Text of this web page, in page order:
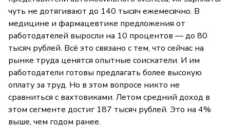
чуть не дотягивают до 140 тысяч ежемесячно. В
медицине и фармацевтике предложения от
работодателей выросли на 10 процентов — до 80
тысяч рублей. Всё это связано с тем, что сейчас на
рынке труда ценятся опытные соискатели. И им
работодатели готовы предлагать более высокую
оплату за труд. Но в этом вопросе никто не
сравниться с вахтовиками. Летом средний доход в
этом сегменте достиг 187 тысяч рублей. Это на 4%
выше, чем годом ранее.